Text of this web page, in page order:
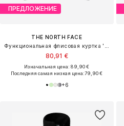
ПРЕДЛОЖЕНИЕ
THE NORTH FACE
80,91 €
Изначальная цена: 89,90 €
Последняя самая низкая цена:79,90 €
+6